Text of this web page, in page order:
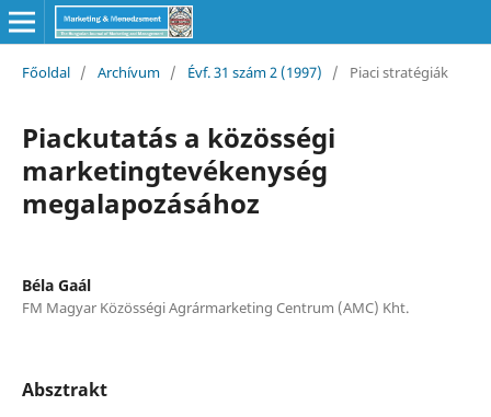
Főoldal / Archívum / Évf. 31 szám 2 (1997) / Piaci stratégiák
Piackutatás a közösségi
marketingtevékenység
megalapozásához
Béla Gaál
FM Magyar Közösségi Agrármarketing Centrum (AMC) Kht.
Absztrakt